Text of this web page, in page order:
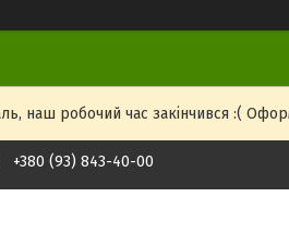
наш робочий час закінчився :(
+380 (93) 843-40-00